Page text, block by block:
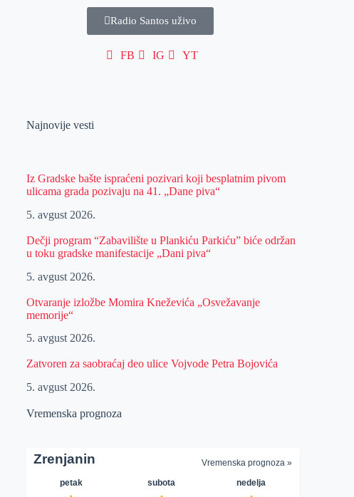
Radio Santos uživo
FB IG YT
Najnovije vesti
Iz Gradske bašte ispraćeni pozivari koji besplatnim pivom
ulicama grada pozivaju na 41. „Dane piva“
5. avgust 2026.
Dečji program “Zabavilište u Plankiću Parkiću” biće održan
u toku gradske manifestacije „Dani piva“
5. avgust 2026.
Otvaranje izložbe Momira Kneževića „Osvežavanje
memorije“
5. avgust 2026.
Zatvoren za saobraćaj deo ulice Vojvode Petra Bojovića
5. avgust 2026.
Vremenska prognoza